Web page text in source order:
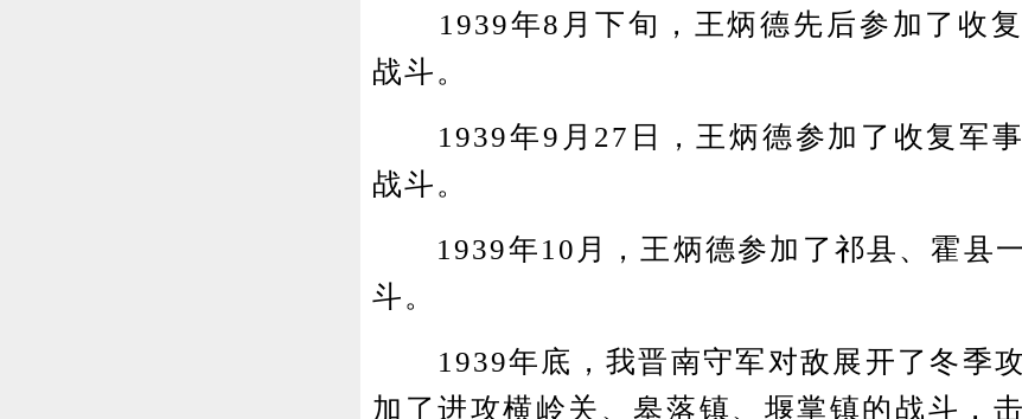
1939年8月下旬，王炳德先后参加了收复
战斗。
1939年9月27日，王炳德参加了收复军事
战斗。
1939年10月，王炳德参加了祁县、霍县
斗。
1939年底，我晋南守军对敌展开了冬季
加了进攻横岭关、皋落镇、堰掌镇的战斗，